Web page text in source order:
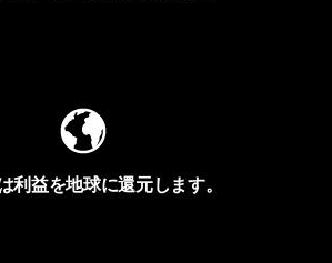
利益を地球に還元します。